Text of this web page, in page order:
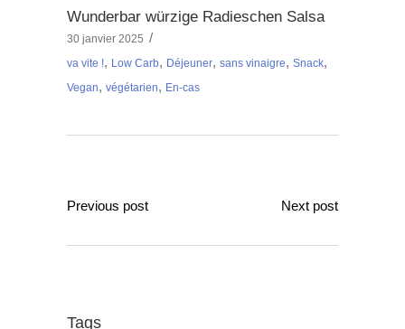
Wunderbar würzige Radieschen Salsa
30 janvier 2025
va vite !, Low Carb, Déjeuner, sans vinaigre, Snack,
Vegan, végétarien, En-cas
Previous post Next post
Tags